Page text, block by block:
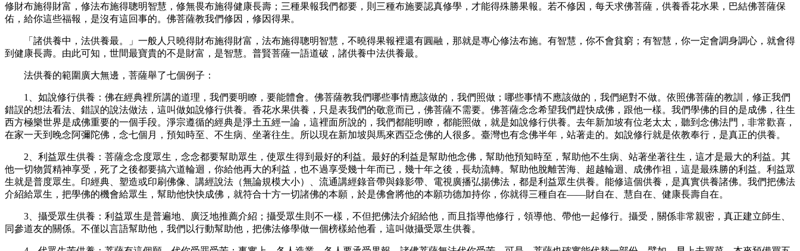
修財布施得財富，修法布施得聰明智慧，修無畏布施得健康長壽；三種果報我們都要，則三種布施要認真修學，才能得殊勝果報。若不修因，每天求佛菩薩，供養香花水果，巴結佛菩薩保
佑，給你這些福報，是沒有這回事的。佛菩薩教我們修因，修因得果。
「諸供養中，法供養最。」一般人只曉得財布施得財富，法布施得聰明智慧，不曉得果報裡還有圓融，那就是專心修法布施。有智慧，你不會貧窮；有智慧，你一定會調身調心，就會得
到健康長壽。由此可知，世間最寶貴的不是財富，是智慧。普賢菩薩一語道破，諸供養中法供養最。
法供養的範圍廣大無邊，菩薩舉了七個例子：
1、如說修行供養：佛在經典裡所講的道理，我們要明瞭，要能體會。佛菩薩教我們哪些事情應該做的，我們照做；哪些事情不應該做的，我們絕對不做。依照佛菩薩的教訓，修正我們
錯誤的想法看法、錯誤的說法做法，這叫做如說修行供養。香花水果供養，只是表我們的敬意而已，佛菩薩不需要。佛菩薩念念希望我們趕快成佛，跟他一樣。我們學佛的目的是成佛，往生
西方極樂世界是成佛重要的一個手段。淨宗遵循的經典是淨土五經一論，這裡面所說的，我們都能明瞭，都能照做，就是如說修行供養。去年新加坡有位老太太，聽到念佛法門，非常歡喜，
在家一天到晚念阿彌陀佛，念七個月，預知時至、不生病、坐著往生。所以現在新加坡與馬來西亞念佛的人很多。臺灣也有念佛半年，站著走的。如說修行就是依教奉行，是真正的供養。
2、利益眾生供養：菩薩念念度眾生，念念都要幫助眾生，使眾生得到最好的利益。最好的利益是幫助他念佛，幫助他預知時至，幫助他不生病、站著坐著往生，這才是最大的利益。其
他一切物質精神享受，死了之後都要搞六道輪迴，你給他再大的利益，也不過享受幾十年而已，幾十年之後，長劫流轉。幫助他脫離苦海、超越輪迴、成佛作祖，這是最殊勝的利益。利益眾
生就是普度眾生。印經典、塑造或印刷佛像、講經說法（無論規模大小）、流通講經錄音帶與錄影帶、電視廣播弘揚佛法，都是利益眾生供養。能修這個供養，是真實供養諸佛。我們把佛法
介紹給眾生，把學佛的機會給眾生，幫助他快快成佛，就符合十方一切諸佛的本願，於是佛會將他的本願功德加持你，你就得三種自在——財自在、慧自在、健康長壽自在。
3、攝受眾生供養：利益眾生是普遍地、廣泛地推薦介紹；攝受眾生則不一樣，不但把佛法介紹給他，而且指導他修行，領導他、帶他一起修行。攝受，關係非常親密，真正建立師生、
同參道友的關係。不僅以言語幫助他，我們以行動幫助他，把佛法修學做一個榜樣給他看，這叫做攝受眾生供養。